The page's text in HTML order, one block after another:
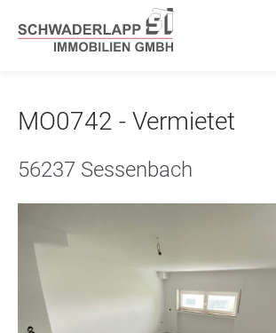
MO0742 - Vermietet
56237 Sessenbach